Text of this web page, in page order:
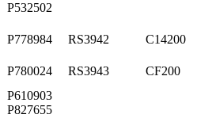
P532502
P778984 RS3942 C14200
P780024 RS3943 CF200
P610903
P827655